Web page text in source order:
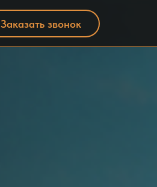
Заказать звонок